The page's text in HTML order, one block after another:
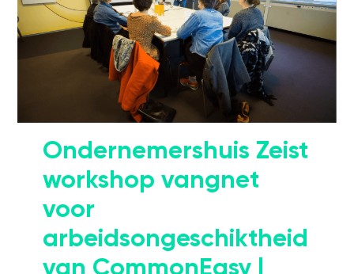
Hoe werkt het?
FAQ
Kosten
Netwerk
Netwerk
Groepen
Social
Community
Facebook
Ondernemershuis Zeist
workshop vangnet
voor
arbeidsongeschiktheid
van CommonEasy |